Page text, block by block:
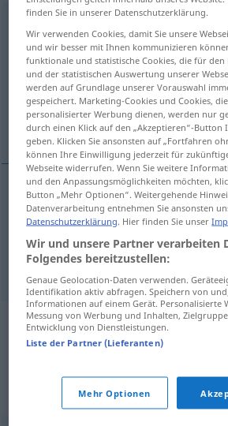
Deportationen >
Übersicht aller Übersetzungen
(Für mehr Details die Übersetzung
deportation
deportation Deportation POL
transportation(of convicts)
Beispielsätze aus
für "Deportation"
(nicht von der
geprüft)
finden Sie in unserer Datenschutzerklärung.
Wir verwenden Cookies, damit Sie unsere
und wir besser mit Ihnen kommunizieren
funktionale und statistische Cookies, die für den
und der statistischen Auswertung unserer
werden auf Grundlage unserer Vorauswahl
gespeichert. Marketing-Cookies und Cookies,
personalisierter Werbung dienen, werden nur
durch einen Klick auf den „Akzeptieren“-Button
geben. Klicken Sie ansonsten auf „Fortfahren
können Ihre Einwilligung jederzeit für
Webseite widerrufen. Wenn Sie weitere
und den Anpassungsmöglichkeiten möchten,
Button „Mehr Optionen“. Weitergehende
Datenverarbeitung entnehmen Sie ansonsten
Datenschutzerklärung. Hier finden Sie unser
Wir und unsere Partner verarbeiten
Folgendes bereitzustellen:
Genaue Geolocation-Daten verwenden.
Identifikation aktiv abfragen. Speichern von
Informationen auf einem Gerät. Personalisierte
Messung von Werbung und Inhalten,
Entwicklung von Dienstleistungen.
Liste der Partner (Lieferanten)
Mehr Optionen